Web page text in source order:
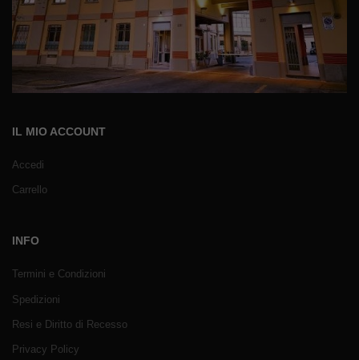
IL MIO ACCOUNT
Accedi
Carrello
INFO
Termini e Condizioni
Spedizioni
Resi e Diritto di Recesso
Privacy Policy